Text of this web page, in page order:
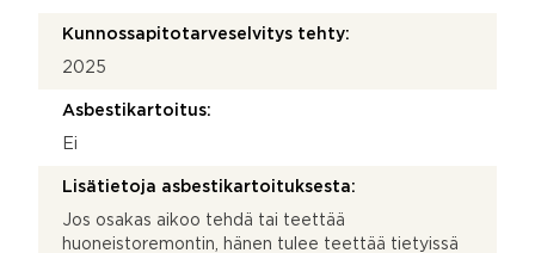
Kunnossapitotarveselvitys tehty:
2025
Asbestikartoitus:
Ei
Lisätietoja asbestikartoituksesta:
Jos osakas aikoo tehdä tai teettää
huoneistoremontin, hänen tulee teettää tietyissä